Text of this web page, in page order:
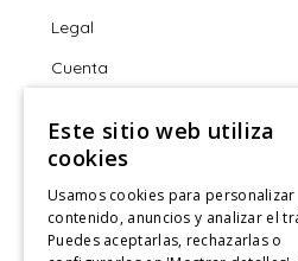
Centro de Ayuda
Contáctanos
Retiro en tienda
Tiendas
CyberMonday
Legal
Términos y Condiciones
Cambios, Retracto y Garantía
Políticas de Privacidad
Política de Privacidad de
Cuenta
Sigue tu compra
Historial de Compras
¿Dónde viene mi compra?
Este sitio web utiliza
cookies
Usamos cookies para personalizar
contenido, anuncios y analizar el
Puedes aceptarlas, rechazarlas o